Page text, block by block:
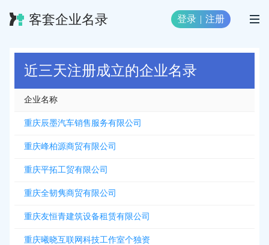
客套企业名录 登录 | 注册
近三天注册成立的企业名录
企业名称
重庆辰墨汽车销售服务有限公司
重庆峰柏源商贸有限公司
重庆平拓工贸有限公司
重庆全韧隽商贸有限公司
重庆友恒青建筑设备租赁有限公司
重庆曦晓互联网科技工作室个独资